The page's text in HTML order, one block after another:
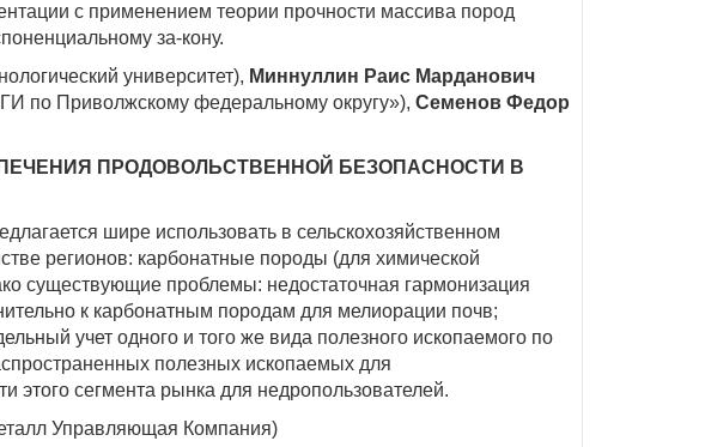
с применением теории прочности массива пород
за-кону.
университет), Миннуллин Раис Марданович
по Приволжскому федеральному округу»), Семенов Федор
ПРОДОВОЛЬСТВЕННОЙ БЕЗОПАСНОСТИ В
шире использовать в сельскохозяйственном
регионов: карбонатные породы (для химической
существующие проблемы: недостаточная гармонизация
к карбонатным породам для мелиорации почв;
учет одного и того же вида полезного ископаемого по
полезных ископаемых для
этого сегмента рынка для недропользователей.
Управляющая Компания)